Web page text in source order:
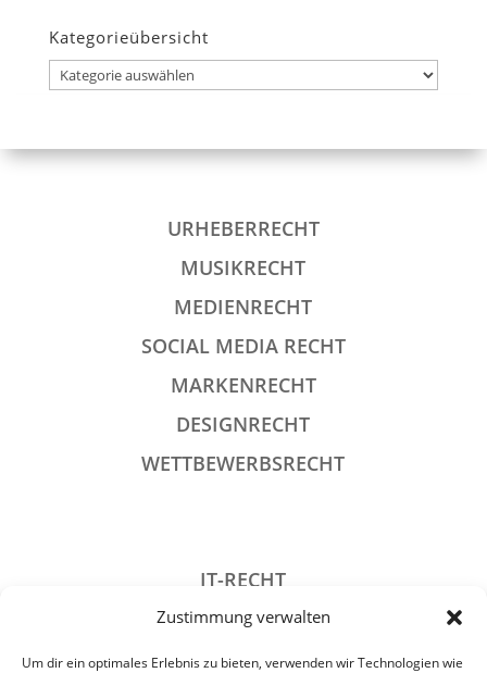
Zustimmung verwalten
Um dir ein optimales Erlebnis zu bieten, verwenden wir Technologien wie
Kategorieübersicht
Kategorieübersicht
URHEBERRECHT
MUSIKRECHT
MEDIENRECHT
SOCIAL MEDIA RECHT
MARKENRECHT
DESIGNRECHT
WETTBEWERBSRECHT
IT-RECHT
DATENSCHUTZRECHT
STRAFRECHT